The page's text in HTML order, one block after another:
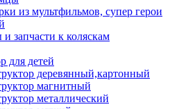
из мультфильмов, супер герои
и запчасти к коляскам
для детей
деревянный,картонный
магнитный
металлический